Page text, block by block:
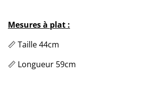
Mesures à plat :
📏 Taille 44cm
📏 Longueur 59cm